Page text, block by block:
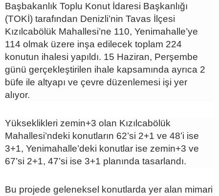
Başbakanlık Toplu Konut İdaresi Başkanlığı
(TOKİ) tarafından Denizli’nin Tavas İlçesi
Kızılcabölük Mahallesi’ne 110, Yenimahalle’ye
114 olmak üzere inşa edilecek toplam 224
konutun ihalesi yapıldı. 15 Haziran, Perşembe
günü gerçekleştirilen ihale kapsamında ayrıca 2
büfe ile altyapı ve çevre düzenlemesi işi yer
alıyor.
Yükseklikleri zemin+3 olan Kızılcabölük
Mahallesi’ndeki konutların 62’si 2+1 ve 48’i ise
3+1, Yenimahalle’deki konutlar ise zemin+3 ve
67’si 2+1, 47’si ise 3+1 planında tasarlandı.
Bu projede geleneksel konutlarda yer alan mimari